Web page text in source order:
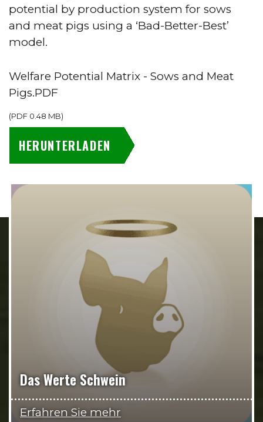
potential by production system for sows
and meat pigs using a ‘Bad-Better-Best’
model.
Welfare Potential Matrix - Sows and Meat
Pigs.PDF
(PDF 0.48 MB)
HERUNTERLADEN
Das Werte Schwein
Erfahren Sie mehr